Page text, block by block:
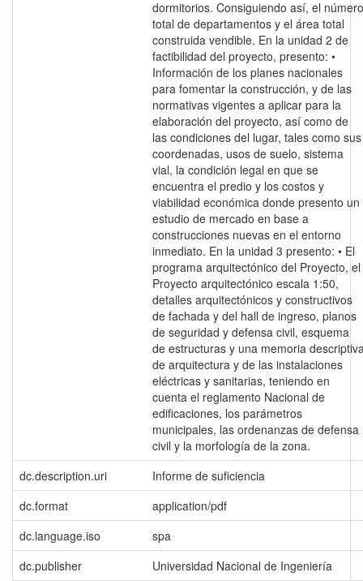
dormitorios. Consiguiendo así, el número
total de departamentos y el área total
construida vendible. En la unidad 2 de
factibilidad del proyecto, presento: •
Información de los planes nacionales
para fomentar la construcción, y de las
normativas vigentes a aplicar para la
elaboración del proyecto, así como de
las condiciones del lugar, tales como sus
coordenadas, usos de suelo, sistema
vial, la condición legal en que se
encuentra el predio y los costos y
viabilidad económica donde presento un
estudio de mercado en base a
construcciones nuevas en el entorno
inmediato. En la unidad 3 presento: • El
programa arquitectónico del Proyecto, el
Proyecto arquitectónico escala 1:50,
detalles arquitectónicos y constructivos
de fachada y del hall de ingreso, planos
de seguridad y defensa civil, esquema
de estructuras y una memoria
de arquitectura y de las instalaciones
eléctricas y sanitarias, teniendo en
cuenta el reglamento Nacional de
edificaciones, los parámetros
municipales, las ordenanzas de defensa
civil y la morfología de la zona.
dc.description.uri
Informe de suficiencia
dc.format
application/pdf
dc.language.iso
spa
dc.publisher
Universidad Nacional de Ingeniería